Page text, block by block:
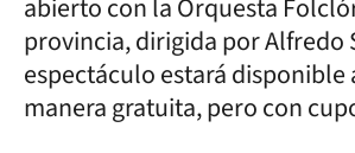
abierto con la Orquesta
provincia, dirigida por Alfredo
espectáculo estará disponible
manera gratuita, pero con